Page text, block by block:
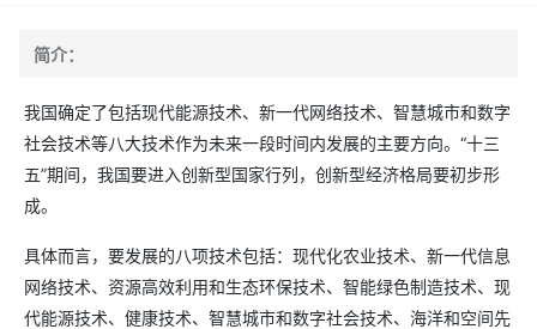
简介：
我国确定了包括现代能源技术、新一代网络技术、智慧城市和数字
社会技术等八大技术作为未来一段时间内发展的主要方向。“十三
五”期间，我国要进入创新型国家行列，创新型经济格局要初步形
成。
具体而言，要发展的八项技术包括：现代化农业技术、新一代信息
网络技术、资源高效利用和生态环保技术、智能绿色制造技术、现
代能源技术、健康技术、智慧城市和数字社会技术、海洋和空间先